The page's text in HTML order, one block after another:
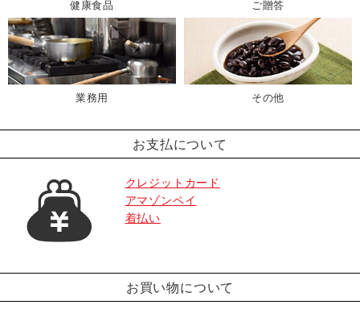
健康食品 ご贈答
業務用 その他
お支払について
クレジットカード
アマゾンペイ
着払い
お買い物について